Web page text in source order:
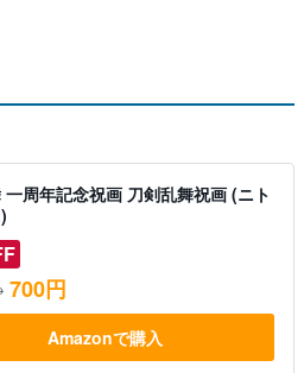
一周年記念祝画 刀剣乱舞祝画 (ニト
700円
Amazonで購入